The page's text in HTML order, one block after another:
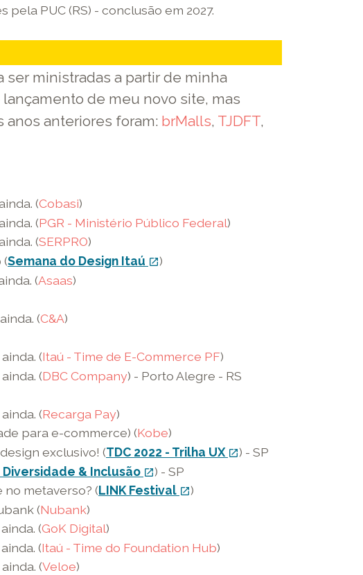
PUC (RS) - conclusão em 2027.
ministradas a partir de minha
de meu novo site, mas
anteriores foram: brMalls, TJDFT,
(Cobasi)
(PGR - Ministério Público Federal)
(SERPRO)
(Semana do Design Itaú open_in_newlink
em
)
(Asaas)
(C&A)
(Itaú - Time de E-Commerce PF)
(DBC Company) - Porto Alegre - RS
(Recarga Pay)
para e-commerce) (Kobe)
exclusivo! (TDC 2022 - Trilha UX open_in_newlink
) - SP
Diversidade & Inclusão open_in_newlink
externo
link
) - SP
metaverso? (LINK Festival open_in_newlink
o
)
(Nubank)
(GoK Digital)
(Itaú - Time do Foundation Hub)
(Veloe)